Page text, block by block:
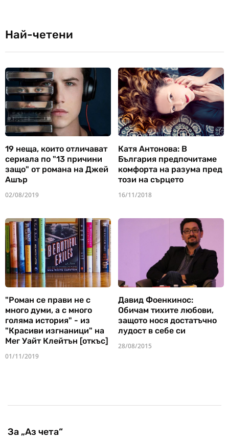
Най-четени
19 неща, които отличават
сериала по "13 причини
защо" от романа на Джей
Ашър
02/08/2019
Катя Антонова: В
България предпочитаме
комфорта на разума пред
този на сърцето
16/11/2018
"Роман се прави не с
много думи, а с много
голяма история" - из
"Красиви изгнаници" на
Мег Уайт Клейтън [откъс]
01/11/2019
Давид Фоенкинос:
Обичам тихите любови,
защото нося достатъчно
лудост в себе си
28/08/2015
За „Аз чета“